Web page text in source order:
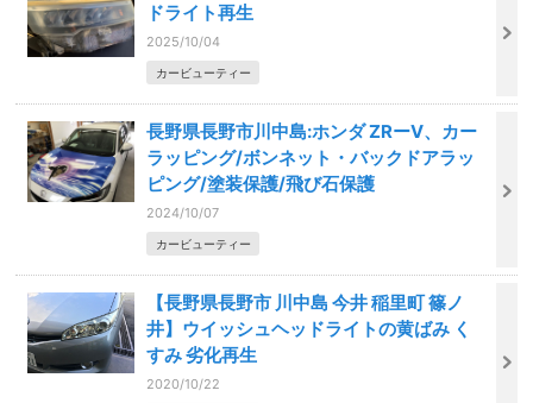
ドライト再生
2025/10/04
カービューティー
長野県長野市川中島:ホンダ ZRーV、カー
ラッピング/ボンネット・バックドアラッ
ピング/塗装保護/飛び石保護
2024/10/07
カービューティー
【長野県長野市 川中島 今井 稲里町 篠ノ
井】ウイッシュヘッドライトの黄ばみ く
すみ 劣化再生
2020/10/22